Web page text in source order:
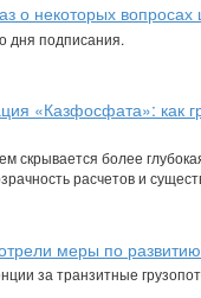
о некоторых
дня подписания.
«Казфосфата»: как
скрывается более
расчетов и
меры по
за транзитные